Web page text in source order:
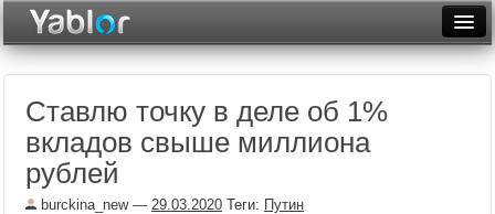
Неделя
Месяц
Рейтинги
Ставлю точку в деле об 1%
вкладов свыше миллиона
рублей
burckina_new— 29.03.2020 Теги: Путин